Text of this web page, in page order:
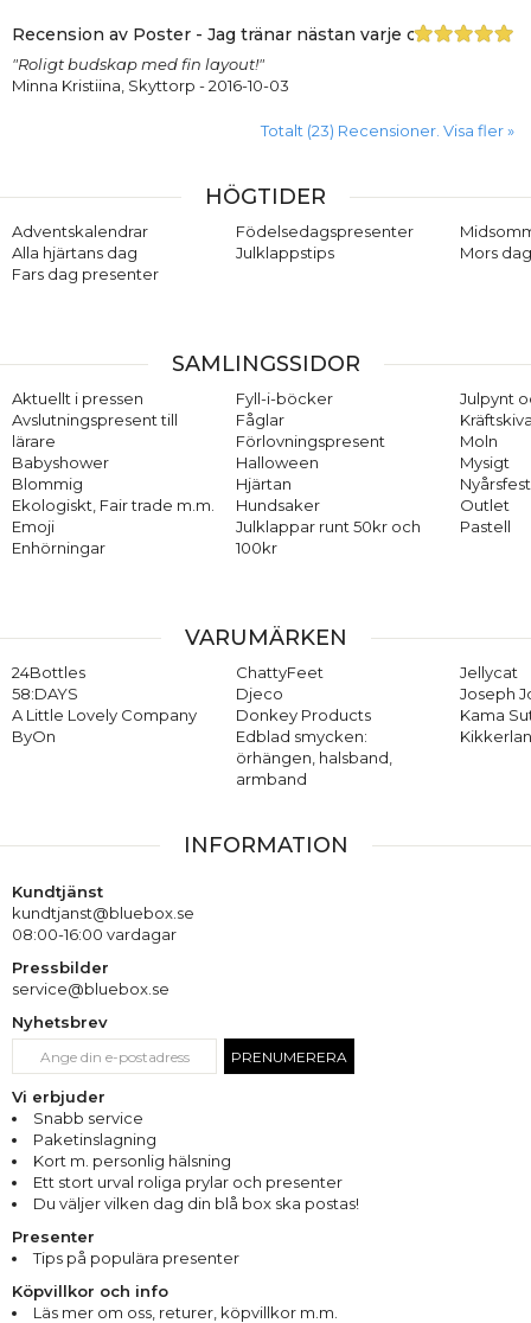
Recension av Poster - Jag tränar nästan varje dag
"Roligt budskap med fin layout!"
Minna Kristiina, Skyttorp - 2016-10-03
Totalt (23) Recensioner. Visa fler »
HÖGTIDER
Adventskalendrar
Alla hjärtans dag
Fars dag presenter
Födelsedagspresenter
Julklappstips
Mors
SAMLINGSSIDOR
Aktuellt i pressen
Avslutningspresent till
lärare
Babyshower
Blommig
Ekologiskt, Fair trade m.m.
Emoji
Enhörningar
Fyll-i-böcker
Fåglar
Förlovningspresent
Halloween
Hjärtan
Hundsaker
Julklappar runt 50kr och
100kr
Julpynt
Moln
Mysigt
Nyårsfest
Outlet
Pastell
VARUMÄRKEN
24Bottles
58:DAYS
A Little Lovely Company
ByOn
ChattyFeet
Djeco
Donkey Products
Edblad smycken:
örhängen, halsband,
armband
Jellycat
Joseph
Kama
INFORMATION
Kundtjänst
kundtjanst@bluebox.se
08:00-16:00 vardagar
Pressbilder
service@bluebox.se
Nyhetsbrev
PRENUMERERA
Vi erbjuder
Snabb service
Paketinslagning
Kort m. personlig hälsning
Ett stort urval roliga prylar och presenter
Du väljer vilken dag din blå box ska postas!
Presenter
Tips på populära presenter
Köpvillkor och info
Läs mer om oss, returer, köpvillkor m.m.